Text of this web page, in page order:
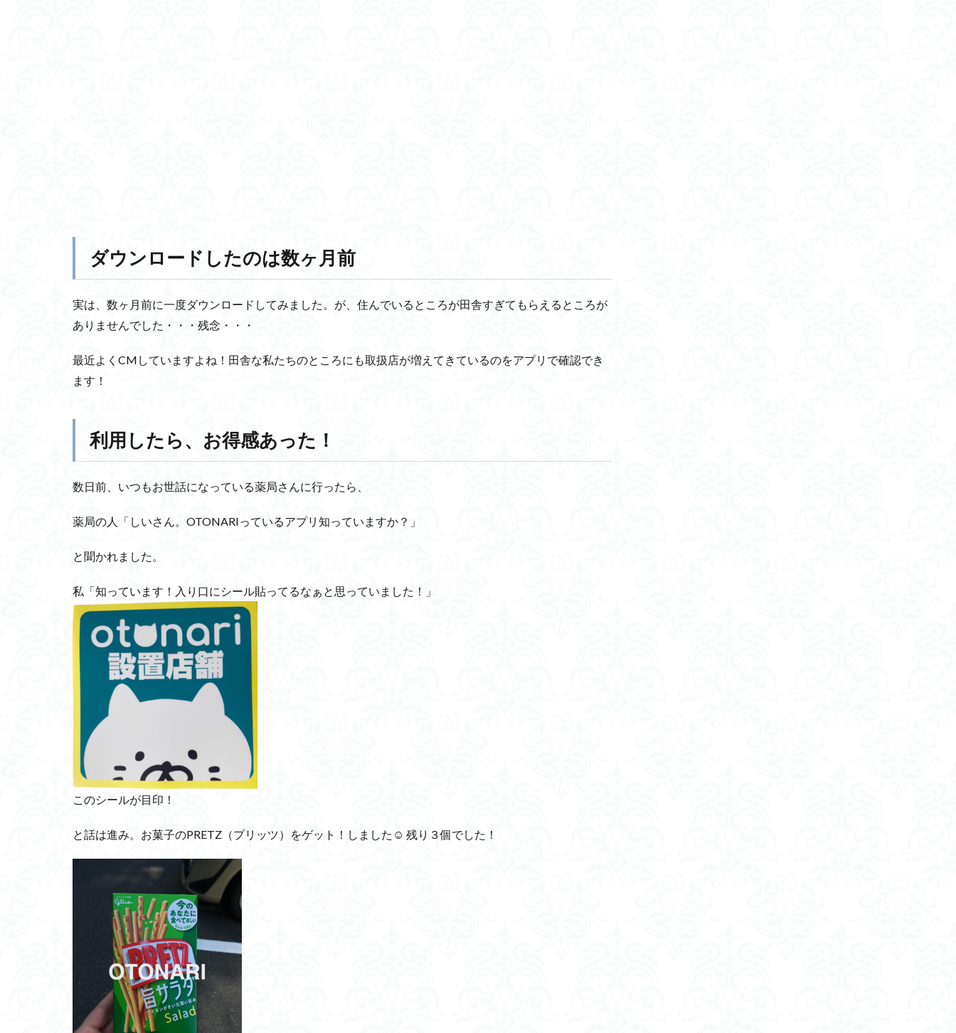
ダウンロードしたのは数ヶ月前
実は、数ヶ月前に一度ダウンロードしてみました。が、住んでいるところが田舎すぎてもらえるところが
ありませんでした・・・残念・・・
最近よくCMしていますよね！田舎な私たちのところにも取扱店が増えてきているのをアプリで確認でき
ます！
利用したら、お得感あった！
数日前、いつもお世話になっている薬局さんに行ったら、
薬局の人「しいさん。OTONARIっているアプリ知っていますか？」
と聞かれました。
私「知っています！入り口にシール貼ってるなぁと思っていました！」
このシールが目印！
と話は進み。お菓子のPRETZ（プリッツ）をゲット！しました☺︎ 残り３個でした！